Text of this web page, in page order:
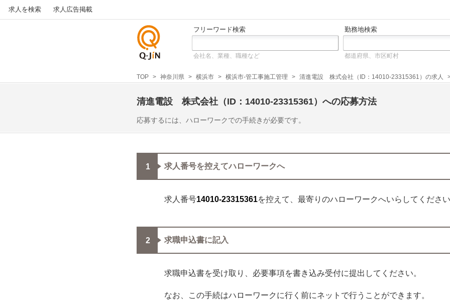
求人を検索 求人広告掲載
しの求
人サイ
フリーワード検索 勤務地検索
会社名、業種、職種など 都道府県、市区町村
TOP 神奈川県 横浜市 横浜市-管工事施工管理 清進電設 株式会社（ID：14010-23315361）の求人
清進電設 株式会社 （ID：14010-23315361） への応募方法
応募するには、ハローワークでの手続きが必要です。
求人番号を控えてハローワークへ
求人番号14010-23315361を控えて、最寄りのハローワークへいらしてくださ
求職申込書に記入
求職申込書を受け取り、必要事項を書き込み受付に提出してください。
なお、この手続はハローワークに行く前にネットで行うことができます。